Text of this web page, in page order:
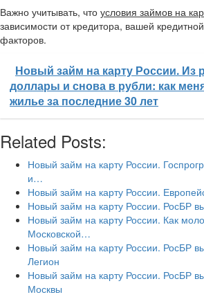
Важно учитывать, что условия займов на
зависимости от кредитора, вашей
факторов.
Новый займ на карту России. Из
доллары и снова в рубли: как
жилье за последние 30 лет
Related Posts:
Новый займ на карту России.
и…
Новый займ на карту России.
Новый займ на карту России. РосБР
Новый займ на карту России. Как
Московской…
Новый займ на карту России. РосБР
Легион
Новый займ на карту России. РосБР
Москвы